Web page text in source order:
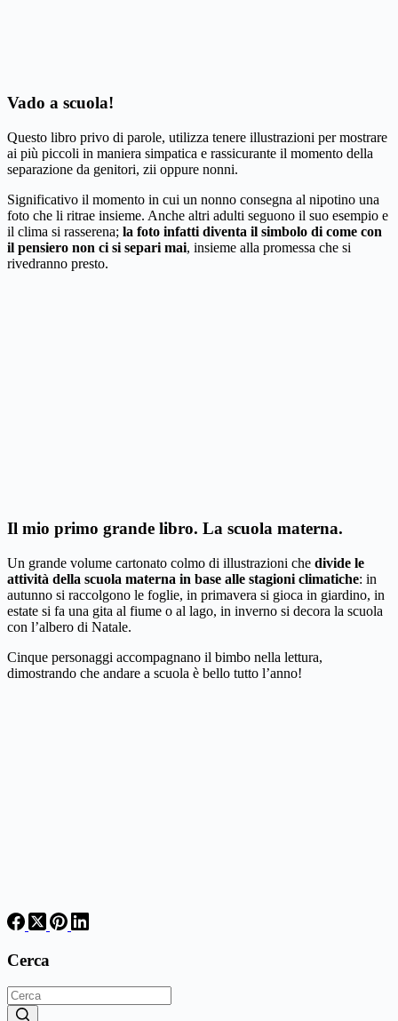
Vado a scuola!
Questo libro privo di parole, utilizza tenere illustrazioni per mostrare
ai più piccoli in maniera simpatica e rassicurante il momento della
separazione da genitori, zii oppure nonni.
Significativo il momento in cui un nonno consegna al nipotino una
foto che li ritrae insieme. Anche altri adulti seguono il suo esempio e
il clima si rasserena; la foto infatti diventa il simbolo di come con
il pensiero non ci si separi mai, insieme alla promessa che si
rivedranno presto.
Il mio primo grande libro. La scuola materna.
Un grande volume cartonato colmo di illustrazioni che divide le
attività della scuola materna in base alle stagioni climatiche: in
autunno si raccolgono le foglie, in primavera si gioca in giardino, in
estate si fa una gita al fiume o al lago, in inverno si decora la scuola
con l’albero di Natale.
Cinque personaggi accompagnano il bimbo nella lettura,
dimostrando che andare a scuola è bello tutto l’anno!
Cerca